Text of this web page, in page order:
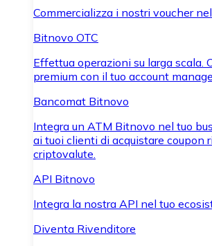
Commercializza i nostri voucher
Bitnovo OTC
Effettua operazioni su larga scala.
premium con il tuo account
Bancomat Bitnovo
Integra un ATM Bitnovo nel tuo
ai tuoi clienti di acquistare coupon
criptovalute.
API Bitnovo
Integra la nostra API nel tuo
Diventa Rivenditore